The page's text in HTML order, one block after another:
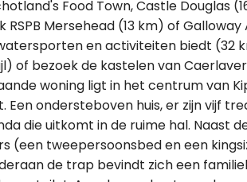
Food Town, Castle Douglas
RSPB Mersehead (13 km) of
en activiteiten biedt (32
of bezoek de kastelen van
woning ligt in het centrum van
Een ondersteboven huis, er zijn vijf
die uitkomt in de ruime hal. Naast
(een tweepersoonsbed en een
de trap bevindt zich een